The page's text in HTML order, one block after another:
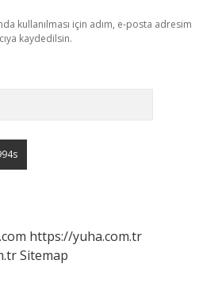
kullanılması için adım, e-posta adresim
kaydedilsin.
https://yuha.com.tr
Sitemap